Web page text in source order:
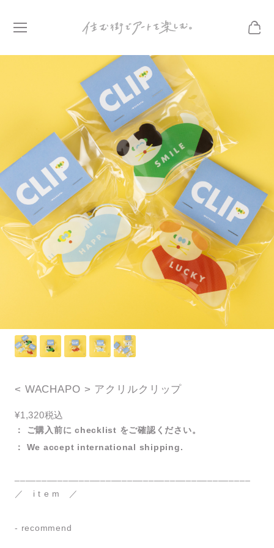
< WACHAPO > アクリルクリップ
¥1,320税込
： ご購入前に checklist をご確認ください。
： We accept international shipping.
／ i t e m ／
- recommend